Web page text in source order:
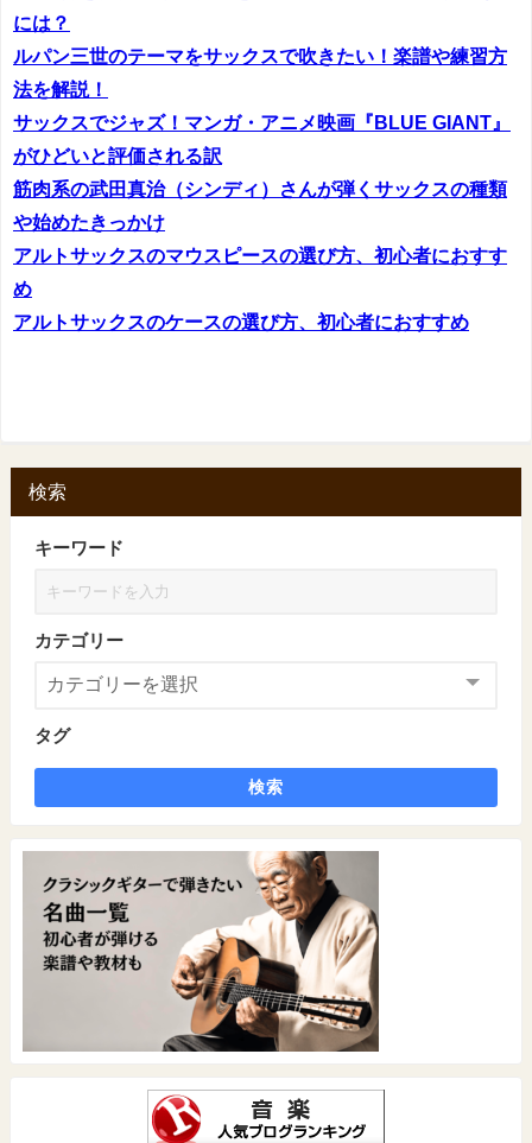
には？
ルパン三世のテーマをサックスで吹きたい！楽譜や練習方
法を解説！
サックスでジャズ！マンガ・アニメ映画『BLUE GIANT』
がひどいと評価される訳
筋肉系の武田真治（シンディ）さんが弾くサックスの種類
や始めたきっかけ
アルトサックスのマウスピースの選び方、初心者におすす
め
アルトサックスのケースの選び方、初心者におすすめ
検索
キーワード
カテゴリー
タグ
検索